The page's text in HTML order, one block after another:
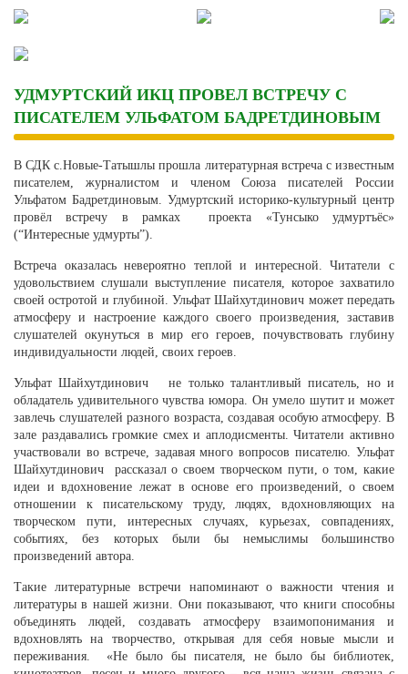
Skip
content
УДМУРТСКИЙ ИКЦ ПРОВЕЛ ВСТРЕЧУ С
ПИСАТЕЛЕМ УЛЬФАТОМ БАДРЕТДИНОВЫМ
В СДК с.Новые-Татышлы прошла литературная встреча с известным
писателем, журналистом и членом Союза писателей России
Ульфатом Бадретдиновым. Удмуртский историко-культурный центр
провёл встречу в рамках проекта «Тунсыко удмуртъёс»
(“Интересные удмурты”).
Встреча оказалась невероятно теплой и интересной. Читатели с
удовольствием слушали выступление писателя, которое захватило
своей остротой и глубиной. Ульфат Шайхутдинович может передать
атмосферу и настроение каждого своего произведения, заставив
слушателей окунуться в мир его героев, почувствовать глубину
индивидуальности людей, своих героев.
Ульфат Шайхутдинович не только талантливый писатель, но и
обладатель удивительного чувства юмора. Он умело шутит и может
завлечь слушателей разного возраста, создавая особую атмосферу. В
зале раздавались громкие смех и аплодисменты. Читатели активно
участвовали во встрече, задавая много вопросов писателю. Ульфат
Шайхутдинович рассказал о своем творческом пути, о том, какие
идеи и вдохновение лежат в основе его произведений, о своем
отношении к писательскому труду, людях, вдохновляющих на
творческом пути, интересных случаях, курьезах, совпадениях,
событиях, без которых были бы немыслимы большинство
произведений автора.
Такие литературные встречи напоминают о важности чтения и
литературы в нашей жизни. Они показывают, что книги способны
объединять людей, создавать атмосферу взаимопонимания и
вдохновлять на творчество, открывая для себя новые мысли и
переживания. «Не было бы писателя, не было бы библиотек,